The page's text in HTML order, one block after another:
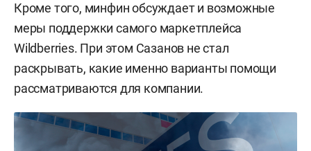
Кроме того, минфин обсуждает и возможные
меры поддержки самого маркетплейса
Wildberries. При этом Сазанов не стал
раскрывать, какие именно варианты помощи
рассматриваются для компании.